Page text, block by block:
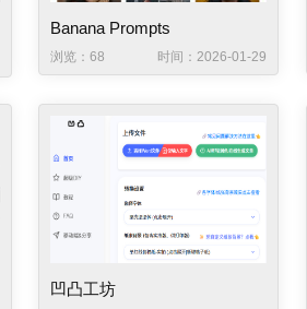
Banana Prompts
浏览：68 时间：2026-01-29
凹凸工坊